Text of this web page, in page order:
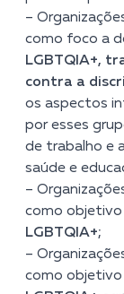
–
como foco a
LGBTQIA+,
contra a
os aspectos
por esses
de trabalho e
saúde e
–
como
LGBTQIA+;
–
como